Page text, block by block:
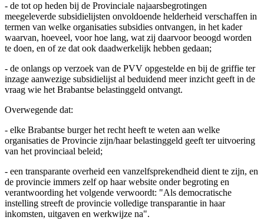
- de tot op heden bij de Provinciale najaarsbegrotingen
meegeleverde subsidielijsten onvoldoende helderheid verschaffen in
termen van welke organisaties subsidies ontvangen, in het kader
waarvan, hoeveel, voor hoe lang, wat zij daarvoor beoogd worden
te doen, en of ze dat ook daadwerkelijk hebben gedaan;
- de onlangs op verzoek van de PVV opgestelde en bij de griffie ter
inzage aanwezige subsidielijst al beduidend meer inzicht geeft in de
vraag wie het Brabantse belastinggeld ontvangt.
Overwegende dat:
- elke Brabantse burger het recht heeft te weten aan welke
organisaties de Provincie zijn/haar belastinggeld geeft ter uitvoering
van het provinciaal beleid;
- een transparante overheid een vanzelfsprekendheid dient te zijn, en
de provincie immers zelf op haar website onder begroting en
verantwoording het volgende verwoordt: "Als democratische
instelling streeft de provincie volledige transparantie in haar
inkomsten, uitgaven en werkwijze na".